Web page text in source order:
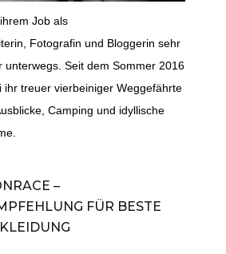
Job als
Fotografin und Bloggerin sehr
unterwegs. Seit dem Sommer 2016
ihr treuer vierbeiniger Weggefährte
Camping und idyllische
–
FÜR BESTE